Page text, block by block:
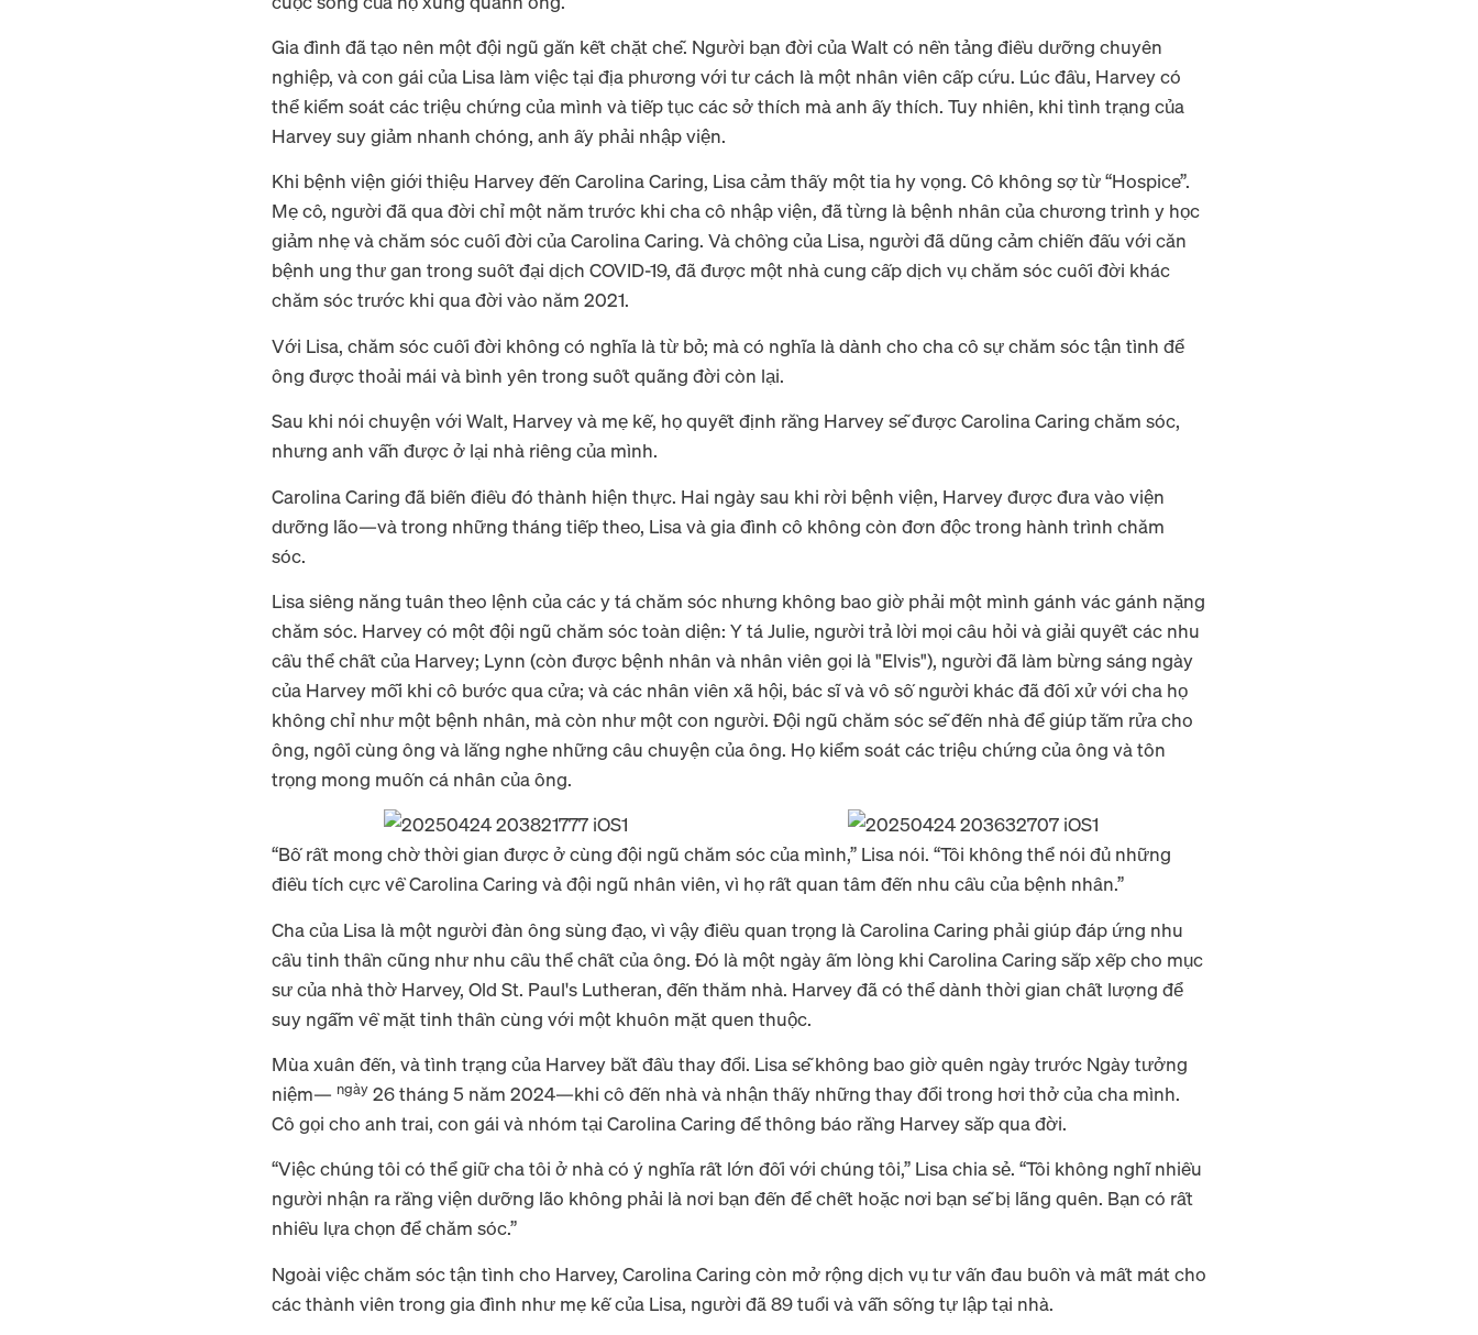
Gia đình đã tạo nên một đội ngũ gắn kết chặt chẽ. Người bạn đời của Walt có nền tảng điều dưỡng chuyên
nghiệp, và con gái của Lisa làm việc tại địa phương với tư cách là một nhân viên cấp cứu. Lúc đầu, Harvey có
thể kiểm soát các triệu chứng của mình và tiếp tục các sở thích mà anh ấy thích. Tuy nhiên, khi tình trạng của
Harvey suy giảm nhanh chóng, anh ấy phải nhập viện.
Khi bệnh viện giới thiệu Harvey đến Carolina Caring, Lisa cảm thấy một tia hy vọng. Cô không sợ từ “Hospice”.
Mẹ cô, người đã qua đời chỉ một năm trước khi cha cô nhập viện, đã từng là bệnh nhân của chương trình y học
giảm nhẹ và chăm sóc cuối đời của Carolina Caring. Và chồng của Lisa, người đã dũng cảm chiến đấu với căn
bệnh ung thư gan trong suốt đại dịch COVID-19, đã được một nhà cung cấp dịch vụ chăm sóc cuối đời khác
chăm sóc trước khi qua đời vào năm 2021.
Với Lisa, chăm sóc cuối đời không có nghĩa là từ bỏ; mà có nghĩa là dành cho cha cô sự chăm sóc tận tình để
ông được thoải mái và bình yên trong suốt quãng đời còn lại.
Sau khi nói chuyện với Walt, Harvey và mẹ kế, họ quyết định rằng Harvey sẽ được Carolina Caring chăm sóc,
nhưng anh vẫn được ở lại nhà riêng của mình.
Carolina Caring đã biến điều đó thành hiện thực. Hai ngày sau khi rời bệnh viện, Harvey được đưa vào viện
dưỡng lão—và trong những tháng tiếp theo, Lisa và gia đình cô không còn đơn độc trong hành trình chăm
sóc.
Lisa siêng năng tuân theo lệnh của các y tá chăm sóc nhưng không bao giờ phải một mình gánh vác gánh nặng
chăm sóc. Harvey có một đội ngũ chăm sóc toàn diện: Y tá Julie, người trả lời mọi câu hỏi và giải quyết các nhu
cầu thể chất của Harvey; Lynn (còn được bệnh nhân và nhân viên gọi là "Elvis"), người đã làm bừng sáng ngày
của Harvey mỗi khi cô bước qua cửa; và các nhân viên xã hội, bác sĩ và vô số người khác đã đối xử với cha họ
không chỉ như một bệnh nhân, mà còn như một con người. Đội ngũ chăm sóc sẽ đến nhà để giúp tắm rửa cho
ông, ngồi cùng ông và lắng nghe những câu chuyện của ông. Họ kiểm soát các triệu chứng của ông và tôn
trọng mong muốn cá nhân của ông.
“Bố rất mong chờ thời gian được ở cùng đội ngũ chăm sóc của mình,” Lisa nói. “Tôi không thể nói đủ những
điều tích cực về Carolina Caring và đội ngũ nhân viên, vì họ rất quan tâm đến nhu cầu của bệnh nhân.”
Cha của Lisa là một người đàn ông sùng đạo, vì vậy điều quan trọng là Carolina Caring phải giúp đáp ứng nhu
cầu tinh thần cũng như nhu cầu thể chất của ông. Đó là một ngày ấm lòng khi Carolina Caring sắp xếp cho mục
sư của nhà thờ Harvey, Old St. Paul's Lutheran, đến thăm nhà. Harvey đã có thể dành thời gian chất lượng để
suy ngẫm về mặt tinh thần cùng với một khuôn mặt quen thuộc.
Mùa xuân đến, và tình trạng của Harvey bắt đầu thay đổi. Lisa sẽ không bao giờ quên ngày trước Ngày tưởng
niệm— ngày 26 tháng 5 năm 2024—khi cô đến nhà và nhận thấy những thay đổi trong hơi thở của cha mình.
Cô gọi cho anh trai, con gái và nhóm tại Carolina Caring để thông báo rằng Harvey sắp qua đời.
“Việc chúng tôi có thể giữ cha tôi ở nhà có ý nghĩa rất lớn đối với chúng tôi,” Lisa chia sẻ. “Tôi không nghĩ nhiều
người nhận ra rằng viện dưỡng lão không phải là nơi bạn đến để chết hoặc nơi bạn sẽ bị lãng quên. Bạn có rất
nhiều lựa chọn để chăm sóc.”
Ngoài việc chăm sóc tận tình cho Harvey, Carolina Caring còn mở rộng dịch vụ tư vấn đau buồn và mất mát cho
các thành viên trong gia đình như mẹ kế của Lisa, người đã 89 tuổi và vẫn sống tự lập tại nhà.